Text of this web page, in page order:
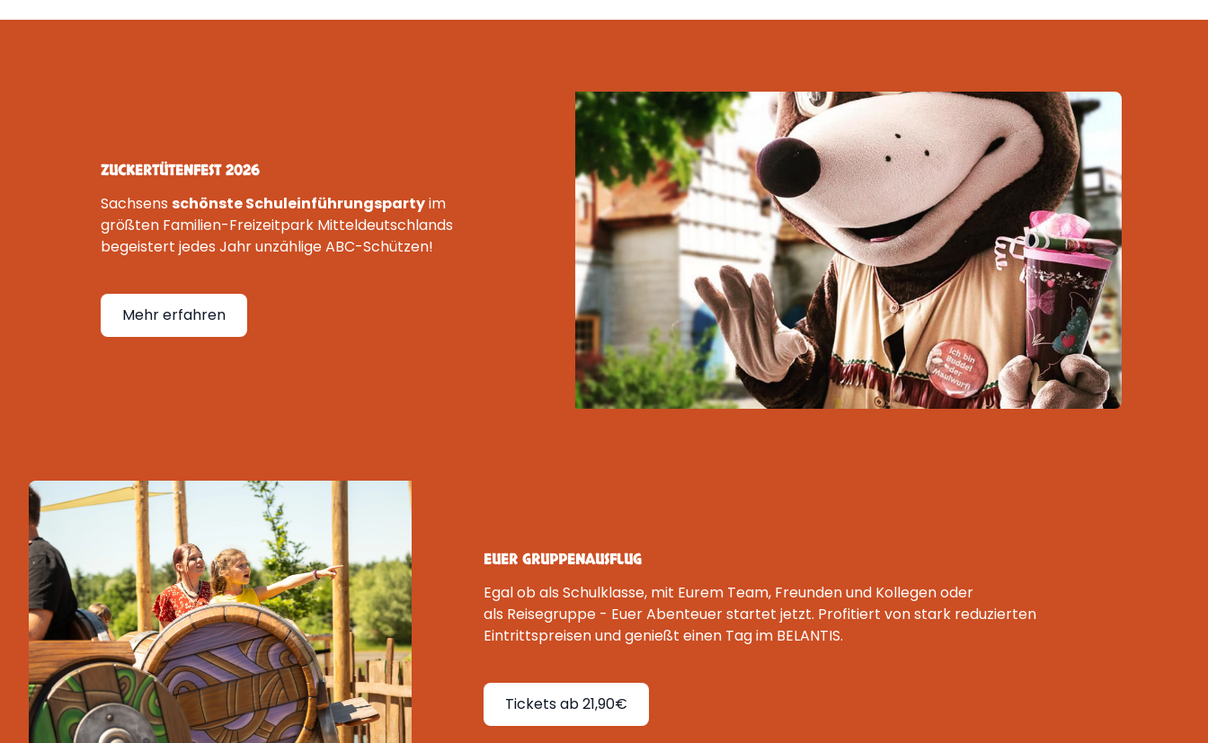
ZUCKERTÜTENFEST 2026
Sachsens schönste Schuleinführungspartyim
größten Familien-Freizeitpark Mitteldeutschlands
begeistert jedes Jahr unzählige ABC-Schützen!
Mehr erfahren
EUER GRUPPENAUSFLUG
Egal ob als Schulklasse, mit Eurem Team, Freunden und Kollegen oder
als Reisegruppe - Euer Abenteuer startet jetzt. Profitiert von stark reduzierten
Eintrittspreisen und genießt einen Tag im BELANTIS.
Tickets ab 21,90€